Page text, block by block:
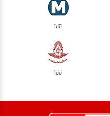
ไม่มี
ไม่มี